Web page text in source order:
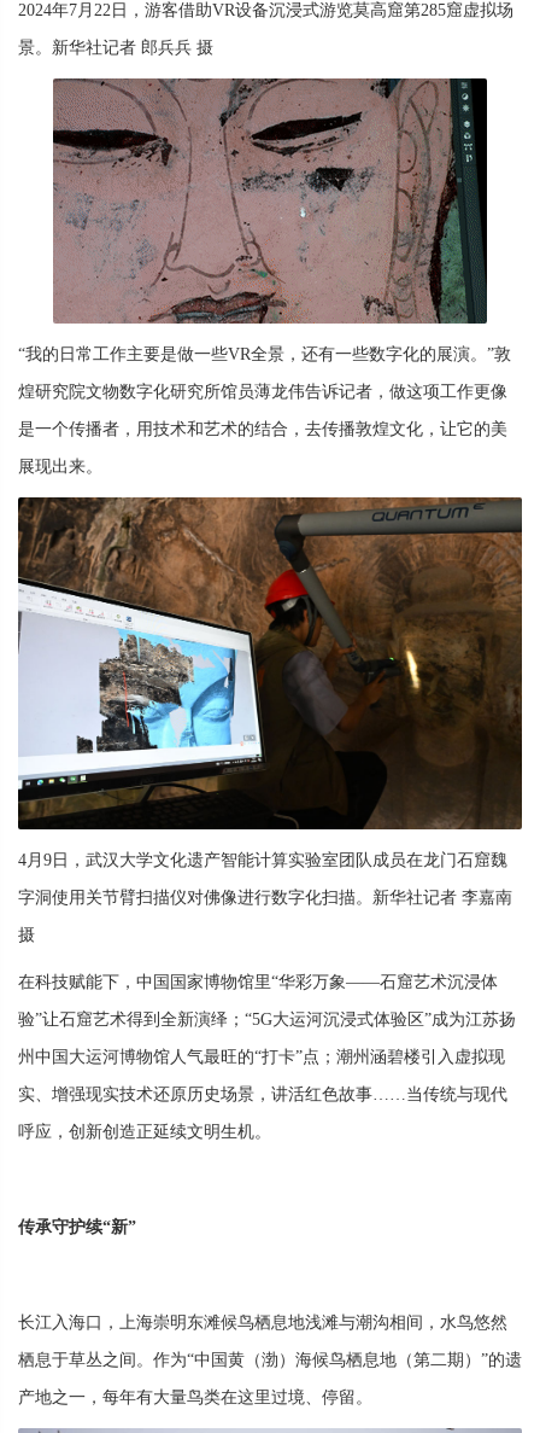
2024年7月22日，游客借助VR设备沉浸式游览莫高窟第285窟虚拟场
景。新华社记者 郎兵兵 摄
“我的日常工作主要是做一些VR全景，还有一些数字化的展演。”敦
煌研究院文物数字化研究所馆员薄龙伟告诉记者，做这项工作更像
是一个传播者，用技术和艺术的结合，去传播敦煌文化，让它的美
展现出来。
4月9日，武汉大学文化遗产智能计算实验室团队成员在龙门石窟魏
字洞使用关节臂扫描仪对佛像进行数字化扫描。新华社记者 李嘉南
摄
在科技赋能下，中国国家博物馆里“华彩万象——石窟艺术沉浸体
验”让石窟艺术得到全新演绎；“5G大运河沉浸式体验区”成为江苏扬
州中国大运河博物馆人气最旺的“打卡”点；潮州涵碧楼引入虚拟现
实、增强现实技术还原历史场景，讲活红色故事……当传统与现代
呼应，创新创造正延续文明生机。
传承守护续“新”
长江入海口，上海崇明东滩候鸟栖息地浅滩与潮沟相间，水鸟悠然
栖息于草丛之间。作为“中国黄（渤）海候鸟栖息地（第二期）”的遗
产地之一，每年有大量鸟类在这里过境、停留。